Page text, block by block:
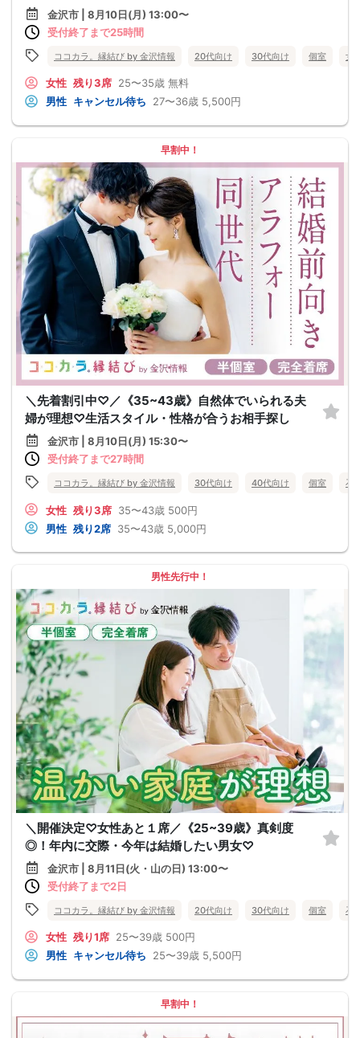
金沢市 | 8月10日(月) 13:00〜
受付終了まで25時間
ココカラ。縁結び by 金沢情報 20代向け 30代向け 個室 女
女性 残り3席 25〜35歳 無料
男性 キャンセル待ち 27〜36歳 5,500円
早割中！
＼先着割引中♡／《35~43歳》自然体でいられる夫
婦が理想♡生活スタイル・性格が合うお相手探し
金沢市 | 8月10日(月) 15:30〜
受付終了まで27時間
ココカラ。縁結び by 金沢情報 30代向け 40代向け 個室 石
女性 残り3席 35〜43歳 500円
男性 残り2席 35〜43歳 5,000円
男性先行中！
＼開催決定♡女性あと１席／《25~39歳》真剣度
◎！年内に交際・今年は結婚したい男女♡
金沢市 | 8月11日(火・山の日) 13:00〜
受付終了まで2日
ココカラ。縁結び by 金沢情報 20代向け 30代向け 個室 石
女性 残り1席 25〜39歳 500円
男性 キャンセル待ち 25〜39歳 5,500円
早割中！